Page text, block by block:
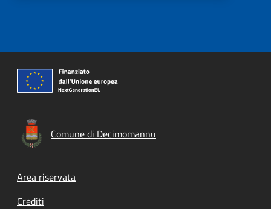
Comune di Decimomannu
Footer menu
Area riservata
Crediti